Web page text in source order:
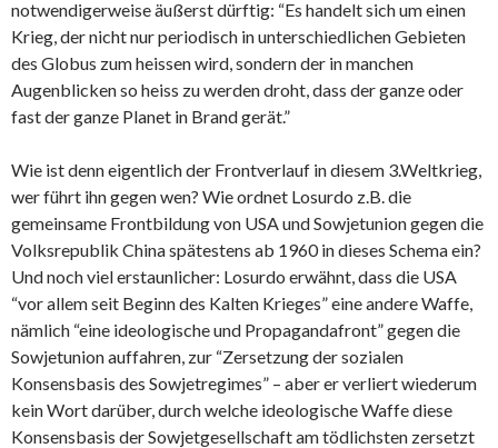
notwendigerweise äußerst dürftig: “Es handelt sich um einen
Krieg, der nicht nur periodisch in unterschiedlichen Gebieten
des Globus zum heissen wird, sondern der in manchen
Augenblicken so heiss zu werden droht, dass der ganze oder
fast der ganze Planet in Brand gerät.”
Wie ist denn eigentlich der Frontverlauf in diesem 3.Weltkrieg,
wer führt ihn gegen wen? Wie ordnet Losurdo z.B. die
gemeinsame Frontbildung von USA und Sowjetunion gegen die
Volksrepublik China spätestens ab 1960 in dieses Schema ein?
Und noch viel erstaunlicher: Losurdo erwähnt, dass die USA
“vor allem seit Beginn des Kalten Krieges” eine andere Waffe,
nämlich “eine ideologische und Propagandafront” gegen die
Sowjetunion auffahren, zur “Zersetzung der sozialen
Konsensbasis des Sowjetregimes” – aber er verliert wiederum
kein Wort darüber, durch welche ideologische Waffe diese
Konsensbasis der Sowjetgesellschaft am tödlichsten zersetzt